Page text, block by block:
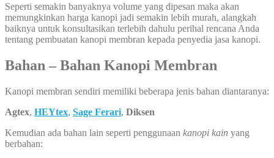
Seperti semakin banyaknya volume yang dipesan maka akan
memungkinkan harga kanopi jadi semakin lebih murah, alangkah
baiknya untuk konsultasikan terlebih dahulu perihal rencana Anda
tentang pembuatan kanopi membran kepada penyedia jasa kanopi.
Bahan – Bahan Kanopi Membran
Kanopi membran sendiri memiliki beberapa jenis bahan diantaranya:
Agtex, HEYtex, Sage Ferari, Diksen
Kemudian ada bahan lain seperti penggunaan kanopi kain yang
berbahan: